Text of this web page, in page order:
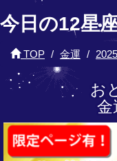
今日の12星
TOP 金運
お
金